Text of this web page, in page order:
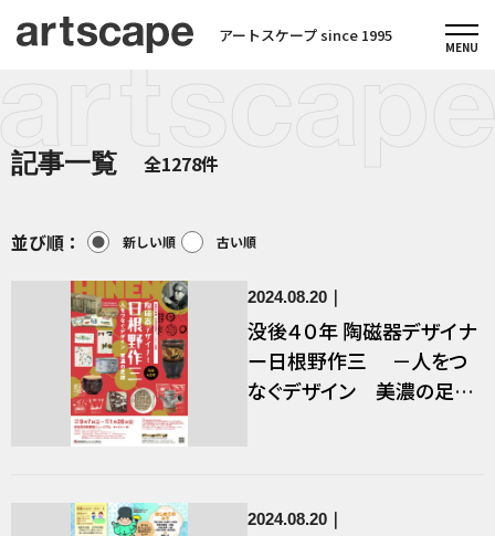
アートスケープ since 1995
記事一覧 全1278件
並び順： 新しい順 古い順
2024.08.20
没後４０年 陶磁器デザイナ
ー日根野作三 －人をつ
なぐデザイン 美濃の足跡
2024.08.20